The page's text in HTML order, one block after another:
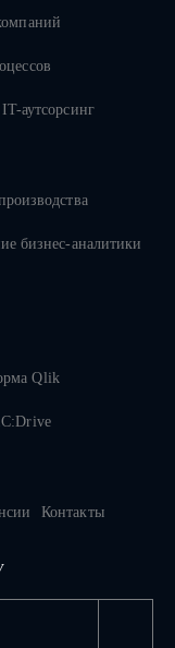
IT-аутсорсинг
бизнес-аналитики
Qlik
Контакты